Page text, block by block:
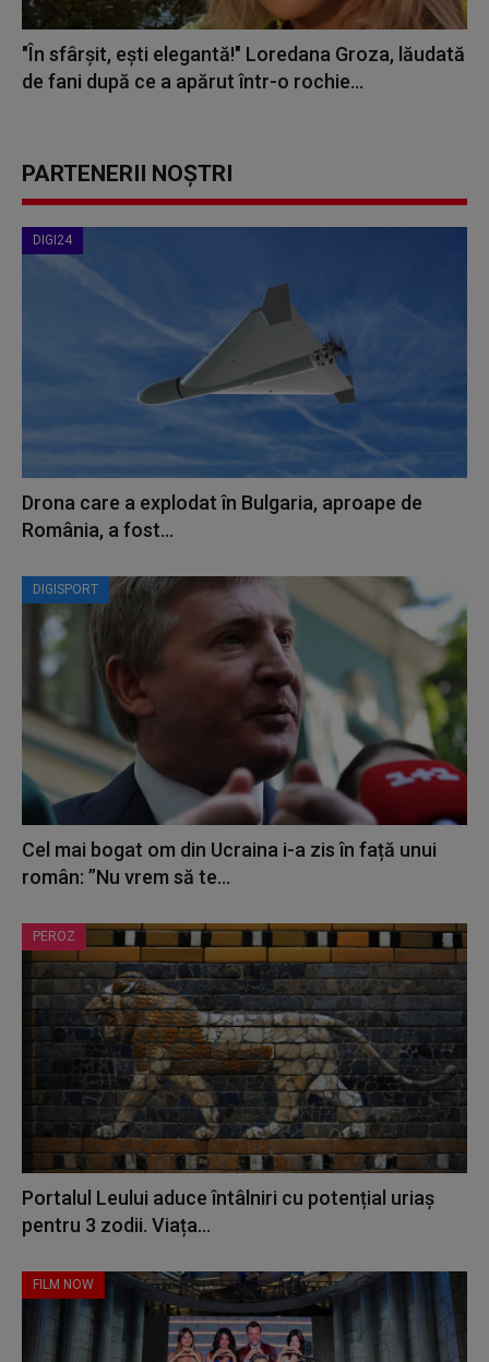
"În sfârșit, ești elegantă!" Loredana Groza, lăudată
de fani după ce a apărut într-o rochie...
PARTENERII NOȘTRI
DIGI24
Drona care a explodat în Bulgaria, aproape de
România, a fost...
DIGISPORT
Cel mai bogat om din Ucraina i-a zis în față unui
român: ”Nu vrem să te...
PEROZ
Portalul Leului aduce întâlniri cu potențial uriaș
pentru 3 zodii. Viața...
FILM NOW